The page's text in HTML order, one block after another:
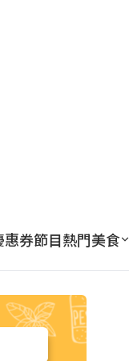
惠券節目熱門美食